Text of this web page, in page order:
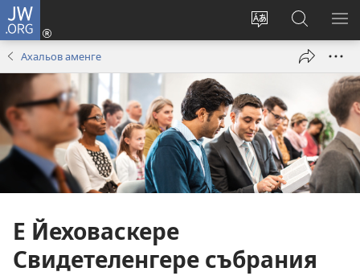
JW.ORG
Смени
Де
андре
Роде
андо
JW.ORG
Ахальов аменге
Е Йеховаскере
Свидетеленгере събрания